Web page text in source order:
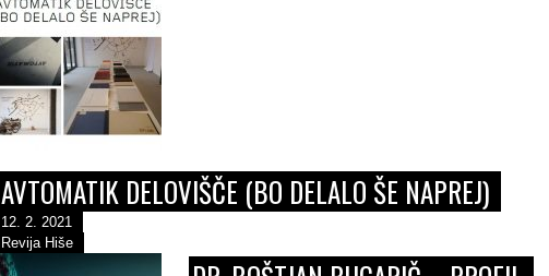
AVTOMATIK DELOVIŠČE (BO DELALO ŠE NAPREJ)
12. 2. 2021
Revija Hiše